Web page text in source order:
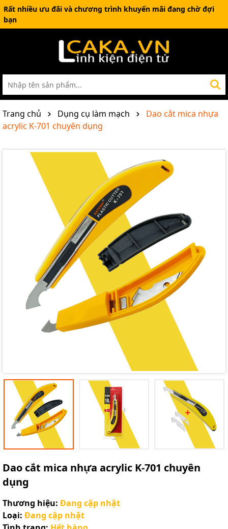
Rất nhiều ưu đãi và chương trình khuyến mãi đang chờ đợi
bạn
Trang chủ Dụng cụ làm mạch
Dao cắt mica nhựa
acrylic K-701 chuyên dụng
Dao cắt mica nhựa acrylic K-701 chuyên
dụng
Thương hiệu: Đang cập nhật
Loại: Đang cập nhật
Ngày hết hạn:
Điều kiện: